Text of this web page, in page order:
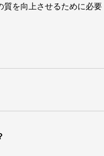
質を向上させるために必要